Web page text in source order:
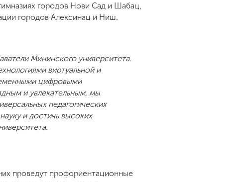
городов Нови Сад и Шабац,
городов Алексинац и Ниш.
Мининского университета.
виртуальной и
цифровыми
и увлекательным, мы
педагогических
и достичь высоких
проведут профориентационные